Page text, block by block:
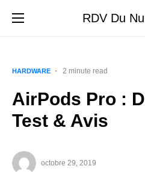
RDV Du
HARDWARE 2 minute read
AirPods Pro :
Test & Avis
octobre 29, 2019